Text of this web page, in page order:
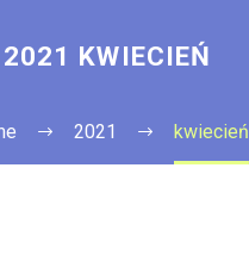
2021 KWIECIEŃ
2021 kwiecień